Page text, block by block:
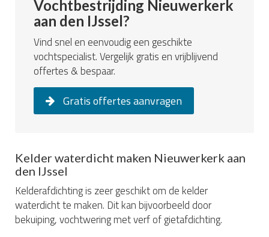
Vochtbestrijding Nieuwerkerk
aan den IJssel?
Vind snel en eenvoudig een geschikte
vochtspecialist. Vergelijk gratis en vrijblijvend
offertes & bespaar.
Gratis offertes aanvragen
Kelder waterdicht maken Nieuwerkerk aan
den IJssel
Kelderafdichting is zeer geschikt om de kelder
waterdicht te maken. Dit kan bijvoorbeeld door
bekuiping, vochtwering met verf of gietafdichting.